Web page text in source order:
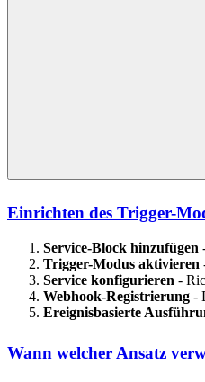
Einrichten des Trigger-
Service-Block hinzufügen
Trigger-Modus aktivieren
Service konfigurieren -
Webhook-Registrierung -
Ereignisbasierte
Wann welcher Ansatz